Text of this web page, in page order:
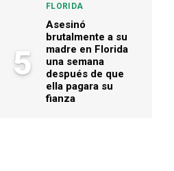
5
FLORIDA
Asesinó
brutalmente a su
madre en Florida
una semana
después de que
ella pagara su
fianza